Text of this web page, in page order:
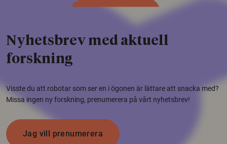
Nyhetsbrev med aktuell
forskning
Visste du att robotar som ser en i ögonen är lättare att snacka med?
Missa ingen ny forskning, prenumerera på vårt nyhetsbrev!
Jag vill prenumerera